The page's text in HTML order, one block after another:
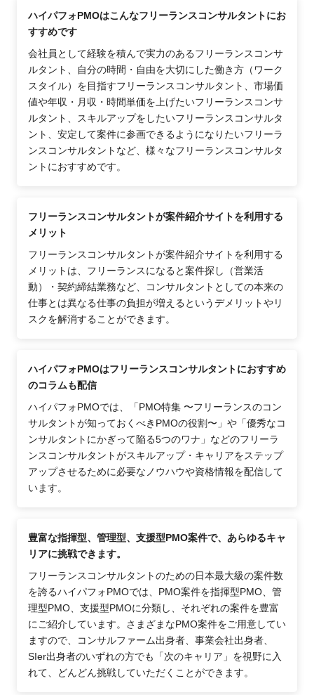
ハイパフォPMOはこんなフリーランスコンサルタントにお
すすめです
会社員として経験を積んで実力のあるフリーランスコンサ
ルタント、自分の時間・自由を大切にした働き方（ワーク
スタイル）を目指すフリーランスコンサルタント、市場価
値や年収・月収・時間単価を上げたいフリーランスコンサ
ルタント、スキルアップをしたいフリーランスコンサルタ
ント、安定して案件に参画できるようになりたいフリーラ
ンスコンサルタントなど、様々なフリーランスコンサルタ
ントにおすすめです。
フリーランスコンサルタントが案件紹介サイトを利用する
メリット
フリーランスコンサルタントが案件紹介サイトを利用する
メリットは、フリーランスになると案件探し（営業活
動）・契約締結業務など、コンサルタントとしての本来の
仕事とは異なる仕事の負担が増えるというデメリットやリ
スクを解消することができます。
ハイパフォPMOはフリーランスコンサルタントにおすすめ
のコラムも配信
ハイパフォPMOでは、「PMO特集 〜フリーランスのコン
サルタントが知っておくべきPMOの役割〜」や「優秀なコ
ンサルタントにかぎって陥る5つのワナ」などのフリーラ
ンスコンサルタントがスキルアップ・キャリアをステップ
アップさせるために必要なノウハウや資格情報を配信して
います。
豊富な指揮型、管理型、支援型PMO案件で、あらゆるキャ
リアに挑戦できます。
フリーランスコンサルタントのための日本最大級の案件数
を誇るハイパフォPMOでは、PMO案件を指揮型PMO、管
理型PMO、支援型PMOに分類し、それぞれの案件を豊富
にご紹介しています。さまざまなPMO案件をご用意してい
ますので、コンサルファーム出身者、事業会社出身者、
SIer出身者のいずれの方でも「次のキャリア」を視野に入
れて、どんどん挑戦していただくことができます。